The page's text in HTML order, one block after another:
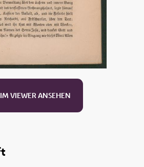
IM VIEWER ANSEHEN